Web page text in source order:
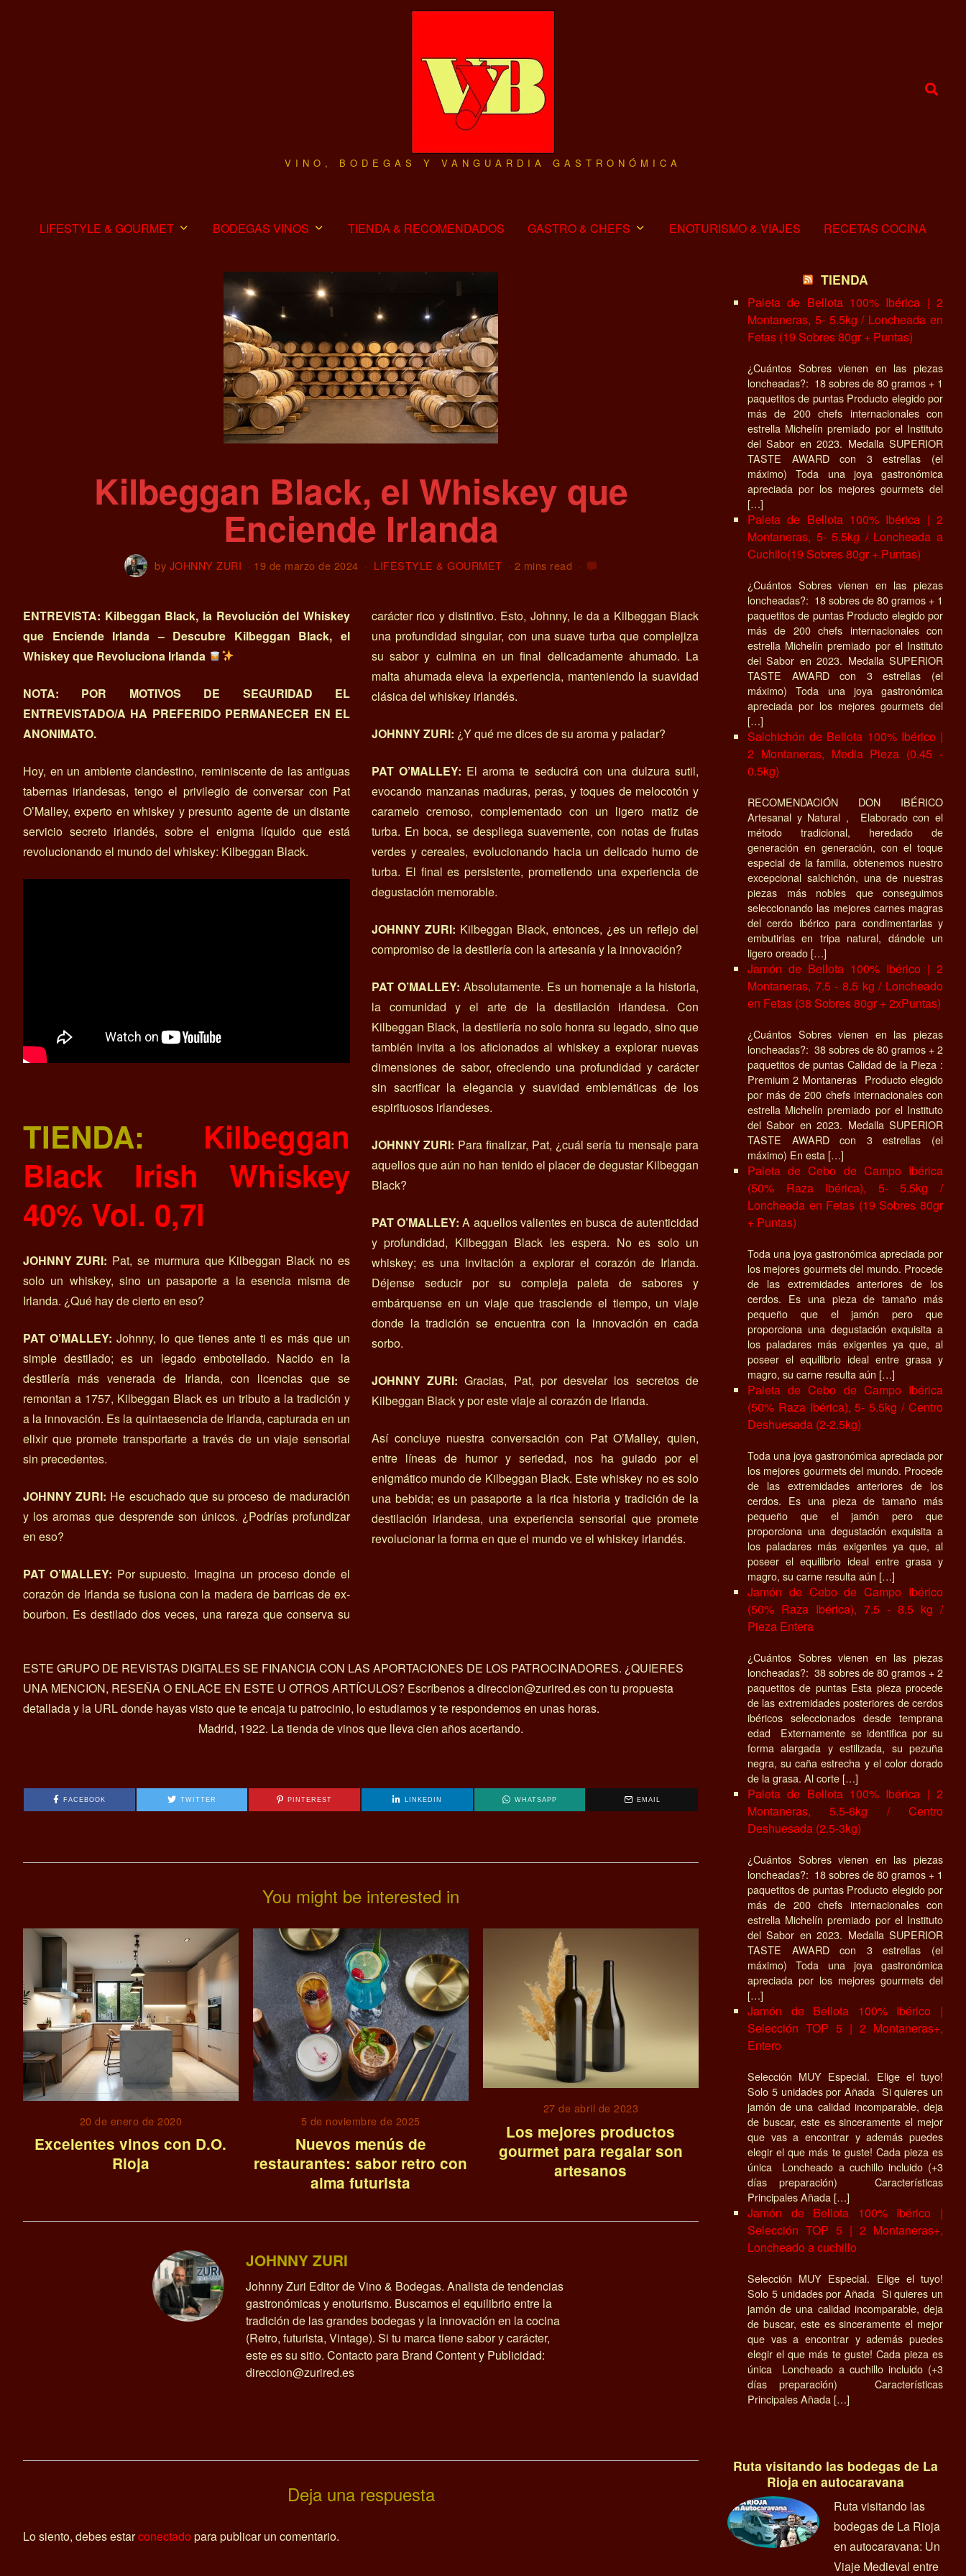
VINO, BODEGAS Y VANGUARDIA GASTRONÓMICA
LIFESTYLE & GOURMET BODEGAS VINOS TIENDA & RECOMENDADOS GASTRO & CHEFS ENOTURISMO & VIAJES RECETAS COCINA
Kilbeggan Black, el Whiskey que
Enciende Irlanda
by JOHNNY ZURI 19 de marzo de 2024 LIFESTYLE & GOURMET 2 mins read
ENTREVISTA: Kilbeggan Black, la Revolución del Whiskey
que Enciende Irlanda – Descubre Kilbeggan Black, el
Whiskey que Revoluciona Irlanda
NOTA: POR MOTIVOS DE SEGURIDAD EL
ENTREVISTADO/A HA PREFERIDO PERMANECER EN EL
ANONIMATO.
Hoy, en un ambiente clandestino, reminiscente de las antiguas
tabernas irlandesas, tengo el privilegio de conversar con Pat
O’Malley, experto en whiskey y presunto agente de un distante
servicio secreto irlandés, sobre el enigma líquido que está
revolucionando el mundo del whiskey: Kilbeggan Black.
TIENDA: Kilbeggan
Black Irish Whiskey
40% Vol. 0,7l
JOHNNY ZURI: Pat, se murmura que Kilbeggan Black no es
solo un whiskey, sino un pasaporte a la esencia misma de
Irlanda. ¿Qué hay de cierto en eso?
PAT O’MALLEY: Johnny, lo que tienes ante ti es más que un
simple destilado; es un legado embotellado. Nacido en la
destilería más venerada de Irlanda, con licencias que se
remontan a 1757, Kilbeggan Black es un tributo a la tradición y
a la innovación. Es la quintaesencia de Irlanda, capturada en un
elixir que promete transportarte a través de un viaje sensorial
sin precedentes.
JOHNNY ZURI: He escuchado que su proceso de maduración
y los aromas que desprende son únicos. ¿Podrías profundizar
en eso?
PAT O’MALLEY: Por supuesto. Imagina un proceso donde el
corazón de Irlanda se fusiona con la madera de barricas de ex-
bourbon. Es destilado dos veces, una rareza que conserva su
carácter rico y distintivo. Esto, Johnny, le da a Kilbeggan Black
una profundidad singular, con una suave turba que complejiza
su sabor y culmina en un final delicadamente ahumado. La
malta ahumada eleva la experiencia, manteniendo la suavidad
clásica del whiskey irlandés.
JOHNNY ZURI: ¿Y qué me dices de su aroma y paladar?
PAT O’MALLEY: El aroma te seducirá con una dulzura sutil,
evocando manzanas maduras, peras, y toques de melocotón y
caramelo cremoso, complementado con un ligero matiz de
turba. En boca, se despliega suavemente, con notas de frutas
verdes y cereales, evolucionando hacia un delicado humo de
turba. El final es persistente, prometiendo una experiencia de
degustación memorable.
JOHNNY ZURI: Kilbeggan Black, entonces, ¿es un reflejo del
compromiso de la destilería con la artesanía y la innovación?
PAT O’MALLEY: Absolutamente. Es un homenaje a la historia,
la comunidad y el arte de la destilación irlandesa. Con
Kilbeggan Black, la destilería no solo honra su legado, sino que
también invita a los aficionados al whiskey a explorar nuevas
dimensiones de sabor, ofreciendo una profundidad y carácter
sin sacrificar la elegancia y suavidad emblemáticas de los
espirituosos irlandeses.
JOHNNY ZURI: Para finalizar, Pat, ¿cuál sería tu mensaje para
aquellos que aún no han tenido el placer de degustar Kilbeggan
Black?
PAT O’MALLEY: A aquellos valientes en busca de autenticidad
y profundidad, Kilbeggan Black les espera. No es solo un
whiskey; es una invitación a explorar el corazón de Irlanda.
Déjense seducir por su compleja paleta de sabores y
embárquense en un viaje que trasciende el tiempo, un viaje
donde la tradición se encuentra con la innovación en cada
sorbo.
JOHNNY ZURI: Gracias, Pat, por desvelar los secretos de
Kilbeggan Black y por este viaje al corazón de Irlanda.
Así concluye nuestra conversación con Pat O’Malley, quien,
entre líneas de humor y seriedad, nos ha guiado por el
enigmático mundo de Kilbeggan Black. Este whiskey no es solo
una bebida; es un pasaporte a la rica historia y tradición de la
destilación irlandesa, una experiencia sensorial que promete
revolucionar la forma en que el mundo ve el whiskey irlandés.
ESTE GRUPO DE REVISTAS DIGITALES SE FINANCIA CON LAS APORTACIONES DE LOS PATROCINADORES. ¿QUIERES
UNA MENCION, RESEÑA O ENLACE EN ESTE U OTROS ARTÍCULOS? Escríbenos a direccion@zurired.es con tu propuesta
detallada y la URL donde hayas visto que te encaja tu patrocinio, lo estudiamos y te respondemos en unas horas.
Madrid, 1922. La tienda de vinos que lleva cien años acertando.
FACEBOOK TWITTER PINTEREST LINKEDIN WHATSAPP EMAIL
You might be interested in
20 de enero de 2020
Excelentes vinos con D.O.
Rioja
5 de noviembre de 2025
Nuevos menús de
restaurantes: sabor retro con
alma futurista
27 de abril de 2023
Los mejores productos
gourmet para regalar son
artesanos
JOHNNY ZURI
Johnny Zuri Editor de Vino & Bodegas. Analista de tendencias
gastronómicas y enoturismo. Buscamos el equilibrio entre la
tradición de las grandes bodegas y la innovación en la cocina
(Retro, futurista, Vintage). Si tu marca tiene sabor y carácter,
este es su sitio. Contacto para Brand Content y Publicidad:
direccion@zurired.es
Deja una respuesta
Lo siento, debes estarconectado para publicar un comentario.
TIENDA
Paleta de Bellota 100% Ibérica | 2
Montaneras, 5- 5.5kg / Loncheada en
Fetas (19 Sobres 80gr + Puntas)
¿Cuántos Sobres vienen en las piezas
loncheadas?: 18 sobres de 80 gramos + 1
paquetitos de puntas Producto elegido por
más de 200 chefs internacionales con
estrella Michelín premiado por el Instituto
del Sabor en 2023. Medalla SUPERIOR
TASTE AWARD con 3 estrellas (el
máximo) Toda una joya gastronómica
apreciada por los mejores gourmets del
[…]
Paleta de Bellota 100% Ibérica | 2
Montaneras, 5- 5.5kg / Loncheada a
Cuchilo(19 Sobres 80gr + Puntas)
¿Cuántos Sobres vienen en las piezas
loncheadas?: 18 sobres de 80 gramos + 1
paquetitos de puntas Producto elegido por
más de 200 chefs internacionales con
estrella Michelín premiado por el Instituto
del Sabor en 2023. Medalla SUPERIOR
TASTE AWARD con 3 estrellas (el
máximo) Toda una joya gastronómica
apreciada por los mejores gourmets del
[…]
Salchichón de Bellota 100% Ibérico |
2 Montaneras, Media Pieza (0.45 -
0.5kg)
RECOMENDACIÓN DON IBÉRICO
Artesanal y Natural , Elaborado con el
método tradicional, heredado de
generación en generación, con el toque
especial de la familia, obtenemos nuestro
excepcional salchichón, una de nuestras
piezas más nobles que conseguimos
seleccionando las mejores carnes magras
del cerdo ibérico para condimentarlas y
embutirlas en tripa natural, dándole un
ligero oreado […]
Jamón de Bellota 100% Ibérico | 2
Montaneras, 7.5 - 8.5 kg / Loncheado
en Fetas (38 Sobres 80gr + 2xPuntas)
¿Cuántos Sobres vienen en las piezas
loncheadas?: 38 sobres de 80 gramos + 2
paquetitos de puntas Calidad de la Pieza :
Premium 2 Montaneras Producto elegido
por más de 200 chefs internacionales con
estrella Michelín premiado por el Instituto
del Sabor en 2023. Medalla SUPERIOR
TASTE AWARD con 3 estrellas (el
máximo) En esta […]
Paleta de Cebo de Campo Ibérica
(50% Raza Ibérica), 5- 5.5kg /
Loncheada en Fetas (19 Sobres 80gr
+ Puntas)
Toda una joya gastronómica apreciada por
los mejores gourmets del mundo. Procede
de las extremidades anteriores de los
cerdos. Es una pieza de tamaño más
pequeño que el jamón pero que
proporciona una degustación exquisita a
los paladares más exigentes ya que, al
poseer el equilibrio ideal entre grasa y
magro, su carne resulta aún […]
Paleta de Cebo de Campo Ibérica
(50% Raza Ibérica), 5- 5.5kg / Centro
Deshuesada (2-2.5kg)
Toda una joya gastronómica apreciada por
los mejores gourmets del mundo. Procede
de las extremidades anteriores de los
cerdos. Es una pieza de tamaño más
pequeño que el jamón pero que
proporciona una degustación exquisita a
los paladares más exigentes ya que, al
poseer el equilibrio ideal entre grasa y
magro, su carne resulta aún […]
Jamón de Cebo de Campo Ibérico
(50% Raza Ibérica), 7.5 - 8.5 kg /
Pieza Entera
¿Cuántos Sobres vienen en las piezas
loncheadas?: 38 sobres de 80 gramos + 2
paquetitos de puntas Esta pieza procede
de las extremidades posteriores de cerdos
ibéricos seleccionados desde temprana
edad Externamente se identifica por su
forma alargada y estilizada, su pezuña
negra, su caña estrecha y el color dorado
de la grasa. Al corte […]
Paleta de Bellota 100% Ibérica | 2
Montaneras, 5.5-6kg / Centro
Deshuesada (2.5-3kg)
¿Cuántos Sobres vienen en las piezas
loncheadas?: 18 sobres de 80 gramos + 1
paquetitos de puntas Producto elegido por
más de 200 chefs internacionales con
estrella Michelín premiado por el Instituto
del Sabor en 2023. Medalla SUPERIOR
TASTE AWARD con 3 estrellas (el
máximo) Toda una joya gastronómica
apreciada por los mejores gourmets del
[…]
Jamón de Bellota 100% Ibérico |
Selección TOP 5 | 2 Montaneras+,
Entero
Selección MUY Especial. Elige el tuyo!
Solo 5 unidades por Añada Si quieres un
jamón de una calidad incomparable, deja
de buscar, este es sinceramente el mejor
que vas a encontrar y además puedes
elegir el que más te guste! Cada pieza es
única Loncheado a cuchillo incluido (+3
días preparación) Características
Principales Añada […]
Jamón de Bellota 100% Ibérico |
Selección TOP 5 | 2 Montaneras+,
Loncheado a cuchillo
Selección MUY Especial. Elige el tuyo!
Solo 5 unidades por Añada Si quieres un
jamón de una calidad incomparable, deja
de buscar, este es sinceramente el mejor
que vas a encontrar y además puedes
elegir el que más te guste! Cada pieza es
única Loncheado a cuchillo incluido (+3
días preparación) Características
Principales Añada […]
Ruta visitando las bodegas de La
Rioja en autocaravana
Ruta visitando las
bodegas de La Rioja
en autocaravana: Un
Viaje Medieval entre